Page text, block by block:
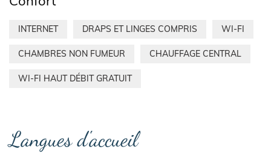
INTERNET DRAPS ET LINGES COMPRIS WI-FI
CHAMBRES NON FUMEUR CHAUFFAGE CENTRAL
WI-FI HAUT DÉBIT GRATUIT
Langues d'accueil